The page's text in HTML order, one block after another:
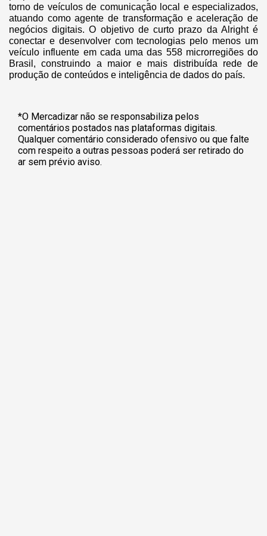
torno de veículos de comunicação local e especializados,
atuando como agente de transformação e aceleração de
negócios digitais. O objetivo de curto prazo da Alright é
conectar e desenvolver com tecnologias pelo menos um
veículo influente em cada uma das 558 microrregiões do
Brasil, construindo a maior e mais distribuída rede de
produção de conteúdos e inteligência de dados do país.
*O Mercadizar não se responsabiliza pelos
comentários postados nas plataformas digitais.
Qualquer comentário considerado ofensivo ou que falte
com respeito a outras pessoas poderá ser retirado do
ar sem prévio aviso.